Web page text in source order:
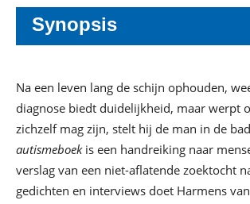
Synopsis
Na een leven lang de schijn ophouden,
diagnose biedt duidelijkheid, maar werpt
zichzelf mag zijn, stelt hij de man in de
autismeboekis een handreiking naar
verslag van een niet-aflatende zoektocht
gedichten en interviews doet Harmens